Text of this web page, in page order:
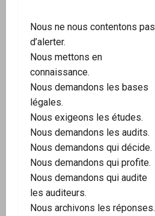
Nous ne nous contentons pas
d’alerter.
Nous mettons en
connaissance.
Nous demandons les bases
légales.
Nous exigeons les études.
Nous demandons les audits.
Nous demandons qui décide.
Nous demandons qui profite.
Nous demandons qui audite
les auditeurs.
Nous archivons les réponses.